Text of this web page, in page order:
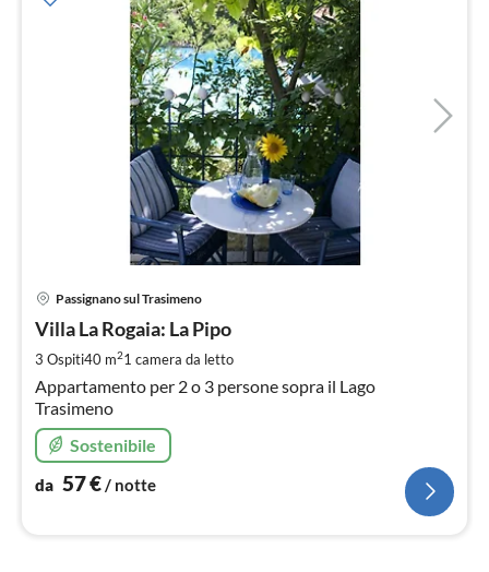
Passignano sul Trasimeno
Villa La Rogaia: La Pipo
3 Ospiti40 m21 camera da letto
Appartamento per 2 o 3 persone sopra il Lago
Trasimeno
Sostenibile
da 57€/ notte